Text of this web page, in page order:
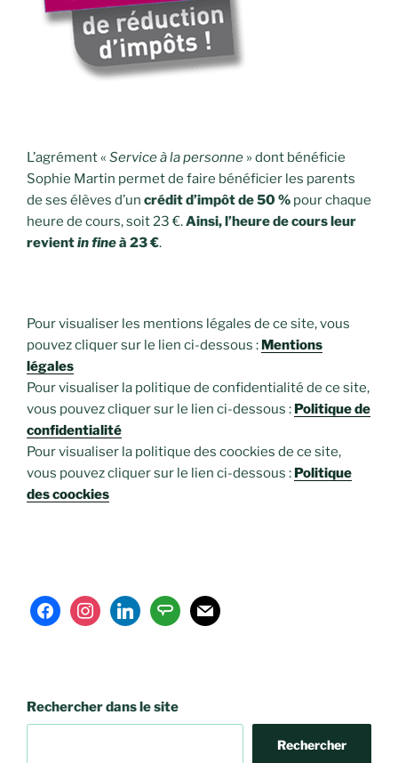
L’agrément « Service à la personne » dont bénéficie
Sophie Martin permet de faire bénéficier les parents
de ses élèves d’un crédit d’impôt de 50 % pour chaque
heure de cours, soit 23 €.Ainsi, l’heure de cours leur
revientin fineà 23 €.
Pour visualiser les mentions légales de ce site, vous
pouvez cliquer sur le lien ci-dessous : Mentions
légales
Pour visualiser la politique de confidentialité de ce site,
vous pouvez cliquer sur le lien ci-dessous : Politique de
confidentialité
Pour visualiser la politique des coockies de ce site,
vous pouvez cliquer sur le lien ci-dessous : Politique
des coockies
facebookinstagramlinkedinangieslist
mail
Rechercher dans le site
Rechercher